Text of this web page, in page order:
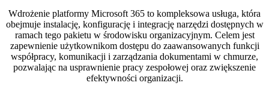
Wdrożenie platformy Microsoft 365 to kompleksowa usługa, która
obejmuje instalację, konfigurację i integrację narzędzi dostępnych w
ramach tego pakietu w środowisku organizacyjnym. Celem jest
zapewnienie użytkownikom dostępu do zaawansowanych funkcji
współpracy, komunikacji i zarządzania dokumentami w chmurze,
pozwalając na usprawnienie pracy zespołowej oraz zwiększenie
efektywności organizacji.